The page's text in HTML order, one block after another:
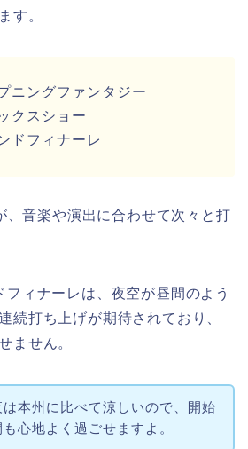
す。
ニングファンタジー
クスショー
ドフィナーレ
、音楽や演出に合わせて次々と打
ィナーレは、夜空が昼間のよう
続打ち上げが期待されており、
ません。
は本州に比べて涼しいので、開始
心地よく過ごせますよ。